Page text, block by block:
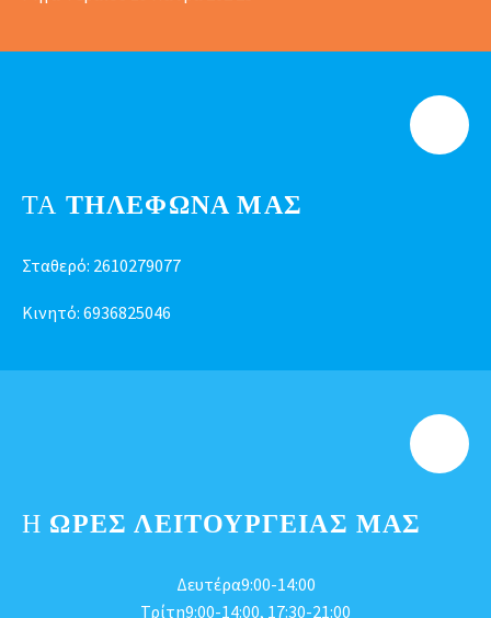
ΤΑ ΤΗΛΕΦΩΝΑ ΜΑΣ
Σταθερό: 2610279077
Κινητό: 6936825046
Η ΩΡΕΣ ΛΕΙΤΟΥΡΓΕΊΑΣ ΜΑΣ
Δευτέρα9:00-14:00
Τρίτη9:00-14:00, 17:30-21:00